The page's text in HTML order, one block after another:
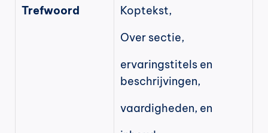
Trefwoord
Koptekst,
Over sectie,
ervaringstitels en
beschrijvingen,
vaardigheden, en